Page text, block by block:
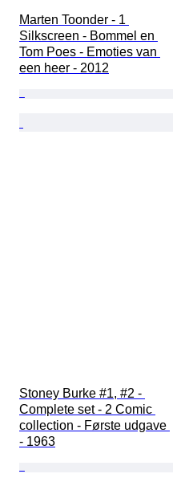
Marten Toonder - 1
Silkscreen - Bommel en
Tom Poes - Emoties van
een heer - 2012
Stoney Burke #1, #2 -
Complete set - 2 Comic
collection - Første udgave
- 1963